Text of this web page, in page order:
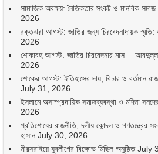
সামাজিক অবক্ষয়: নৈতিকতার সংকট ও মানবিক সমাজ
2026
রক্তঝরা আগস্ট: জাতির জন্য চিরবেদনাদায়ক স্মৃতি:
2026
শোকাবহ আগস্ট: জাতির চিরবেদনার মাস—
2026
শোকের আগস্ট: ইতিহাসের দায়, বিচার ও বর্তমান
July 31, 2026
ইসলামে অসাম্প্রদায়িক সমাজব্যবস্থা ও মদিনা
2026
প্রতিশোধের রাজনীতি, দলীয় কোন্দল ও গণতন্ত্রের
হাসান July 30, 2026
মীরসরাইয়ে যুবলীগের বিক্ষোভ মিছিল অনুষ্ঠিত July